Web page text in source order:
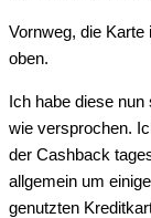
Vornweg, die Karte
oben.
Ich habe diese
wie versprochen.
der Cashback
allgemein um
genutzten